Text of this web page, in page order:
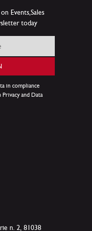
Events,Sales
today
in compliance
and Data
n. 2, 81038